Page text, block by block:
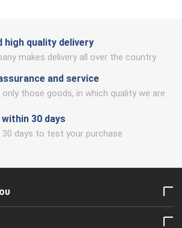
high quality delivery
makes delivery all over the country
and service
those goods, in which quality we are
30 days
30 days to test your purchase